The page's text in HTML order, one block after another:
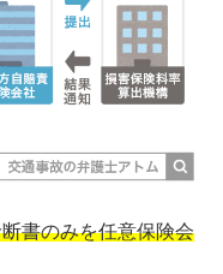
書のみを任意保険会